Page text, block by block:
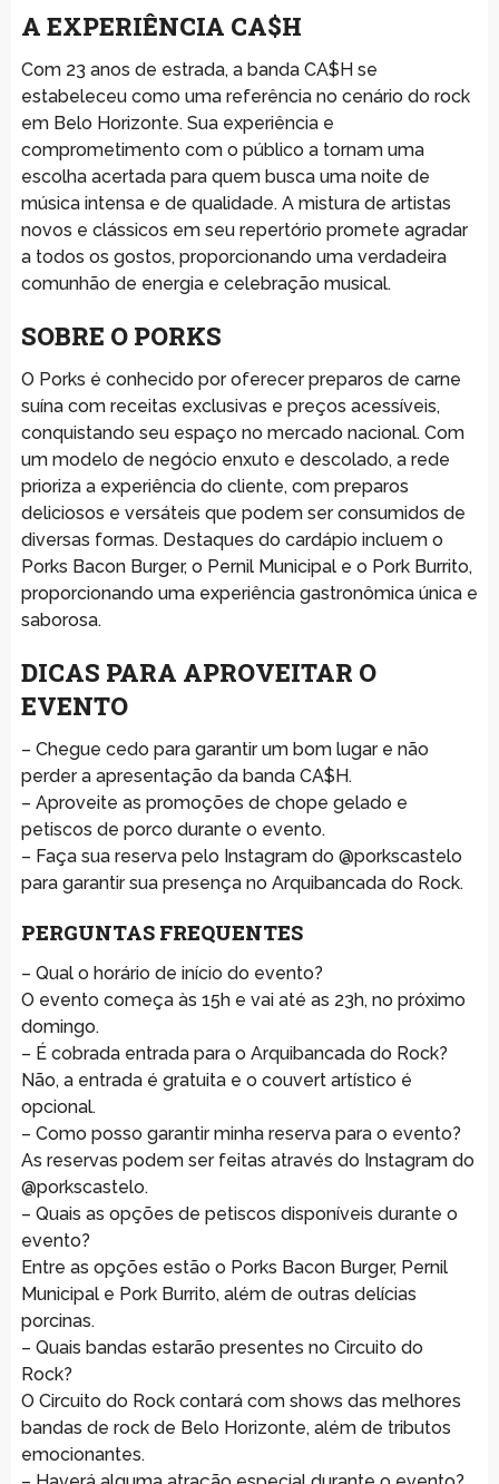
A EXPERIÊNCIA CA$H
Com 23 anos de estrada, a banda CA$H se
estabeleceu como uma referência no cenário do rock
em Belo Horizonte. Sua experiência e
comprometimento com o público a tornam uma
escolha acertada para quem busca uma noite de
música intensa e de qualidade. A mistura de artistas
novos e clássicos em seu repertório promete agradar
a todos os gostos, proporcionando uma verdadeira
comunhão de energia e celebração musical.
SOBRE O PORKS
O Porks é conhecido por oferecer preparos de carne
suína com receitas exclusivas e preços acessíveis,
conquistando seu espaço no mercado nacional. Com
um modelo de negócio enxuto e descolado, a rede
prioriza a experiência do cliente, com preparos
deliciosos e versáteis que podem ser consumidos de
diversas formas. Destaques do cardápio incluem o
Porks Bacon Burger, o Pernil Municipal e o Pork Burrito,
proporcionando uma experiência gastronômica única e
saborosa.
DICAS PARA APROVEITAR O
EVENTO
– Chegue cedo para garantir um bom lugar e não
perder a apresentação da banda CA$H.
– Aproveite as promoções de chope gelado e
petiscos de porco durante o evento.
– Faça sua reserva pelo Instagram do @porkscastelo
para garantir sua presença no Arquibancada do Rock.
PERGUNTAS FREQUENTES
– Qual o horário de início do evento?
O evento começa às 15h e vai até as 23h, no próximo
domingo.
– É cobrada entrada para o Arquibancada do Rock?
Não, a entrada é gratuita e o couvert artístico é
opcional.
– Como posso garantir minha reserva para o evento?
As reservas podem ser feitas através do Instagram do
@porkscastelo.
– Quais as opções de petiscos disponíveis durante o
evento?
Entre as opções estão o Porks Bacon Burger, Pernil
Municipal e Pork Burrito, além de outras delícias
porcinas.
– Quais bandas estarão presentes no Circuito do
Rock?
O Circuito do Rock contará com shows das melhores
bandas de rock de Belo Horizonte, além de tributos
emocionantes.